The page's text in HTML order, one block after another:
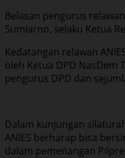
Belasan pengurus
Sumiarno, selaku Ketua
Kedatangan relawan
oleh Ketua DPD NasDem
pengurus DPD dan
Dalam kunjungan
ANIES berharap bisa
dalam pemenangan